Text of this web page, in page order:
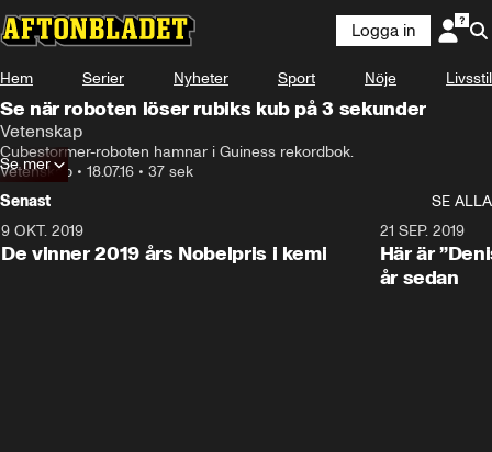
Logga in
Hem Serier Nyheter Sport Nöje Livsstil
Se när roboten löser rubiks kub på 3 sekunder
Vetenskap
Cubestormer-roboten hamnar i Guiness rekordbok.
Vetenskap • 18.07.16 • 37 sek
Se mer
Senast
SE ALLA
9 OKT. 2019
De vinner 2019 års Nobelpris i kemi
21 SEP. 2019
Här är
år sedan